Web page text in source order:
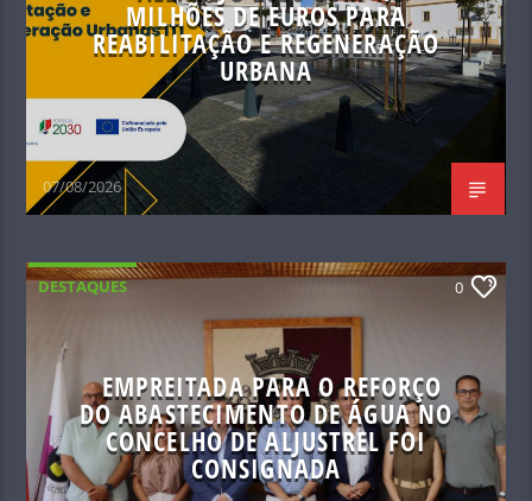
MILHÕES DE EUROS PARA
REABILITAÇÃO E REGENERAÇÃO
URBANA
07/08/2026
DESTAQUES 0
EMPREITADA PARA O REFORÇO
DO ABASTECIMENTO DE ÁGUA NO
CONCELHO DE ALJUSTREL FOI
CONSIGNADA